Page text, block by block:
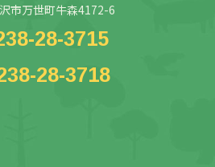
市万世町牛森4172-6
28-3715
28-3718